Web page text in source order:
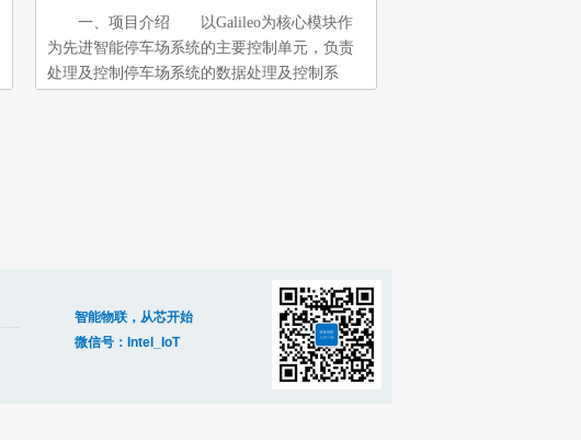
一、项目介绍 以Galileo为核心模块作
为先进智能停车场系统的主要控制单元，负责
处理及控制停车场系统的数据处理及控制系
接，可利用无线Wi-Fi/GPRS模块接入局部
智能物联，从芯开始
微信号：Intel_IoT